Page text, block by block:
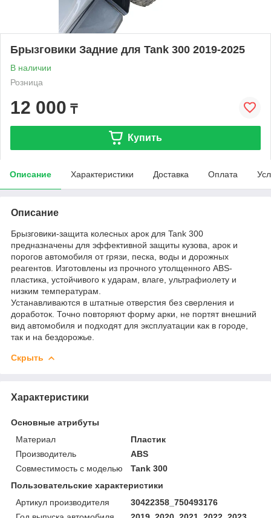
Брызговики Задние для Tank 300 2019-2025
В наличии
Розница
12 000 ₸
Купить
Описание Характеристики Доставка Оплата
Описание
Брызговики-защита колесных арок для Tank 300
предназначены для эффективной защиты кузова, арок и
порогов автомобиля от грязи, песка, воды и дорожных
реагентов. Изготовлены из прочного утолщенного ABS-
пластика, устойчивого к ударам, влаге, ультрафиолету и
низким температурам.
Устанавливаются в штатные отверстия без сверления и
доработок. Точно повторяют форму арки, не портят внешний
вид автомобиля и подходят для эксплуатации как в городе,
так и на бездорожье.
Скрыть
Характеристики
Основные атрибуты
Материал
Пластик
Производитель
ABS
Совместимость с моделью
Tank 300
Пользовательские характеристики
Артикул производителя
30422358_750493176